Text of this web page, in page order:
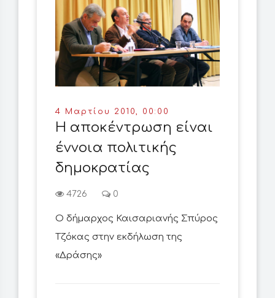
4 Μαρτίου 2010, 00:00
Η αποκέντρωση είναι
έννοια πολιτικής
δημοκρατίας
4726 0
Ο δήμαρχος Καισαριανής Σπύρος
Τζόκας στην εκδήλωση της
«Δράσης»